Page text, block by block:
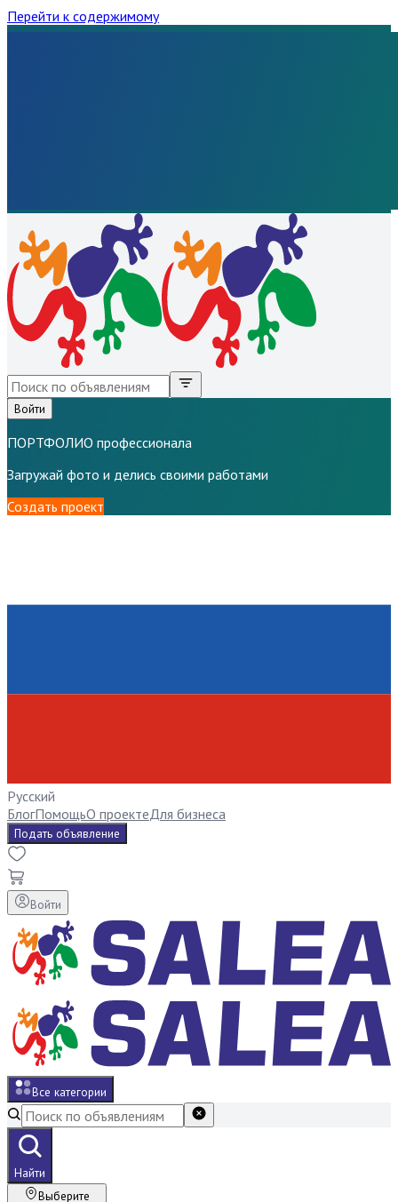
Перейти к содержимому
Войти
ПОРТФОЛИО профессионала
Загружай фото и делись своими работами
Создать проект
Русский
БлогПомощьО проектеДля бизнеса
Подать объявление
Войти
Все категории
Найти
Выберите